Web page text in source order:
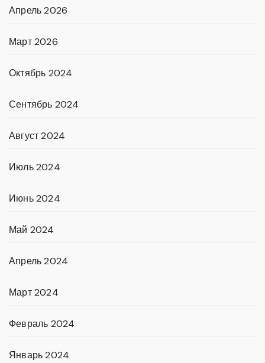
Апрель 2026
Март 2026
Октябрь 2024
Сентябрь 2024
Август 2024
Июль 2024
Июнь 2024
Май 2024
Апрель 2024
Март 2024
Февраль 2024
Январь 2024